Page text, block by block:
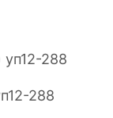
288